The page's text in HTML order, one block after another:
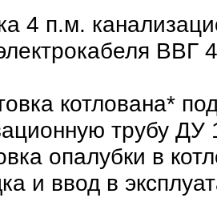
4 п.м.
ВВГ
котлована*
трубу ДУ
опалубки в
и ввод в